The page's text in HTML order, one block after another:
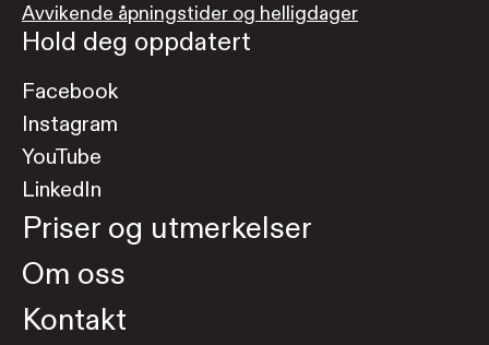
Avvikende åpningstider og helligdager
Hold deg oppdatert
Facebook
Instagram
YouTube
LinkedIn
Priser og utmerkelser
Om oss
Kontakt